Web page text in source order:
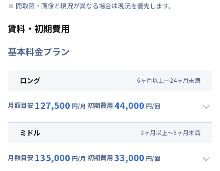
※ 間取図・画像と現況が異なる場合は現況を優先します。
賃料・初期費用
基本料金プラン
ロング 6ヶ月以上～24ヶ月未満
月額目安 127,500 円/月 初期費用 44,000 円/回
月額賃料目安(30日利用)
光熱費他 : 0円/月 (0円/日) ※賃料に含める
ミドル 3ヶ月以上～6ヶ月未満
月額目安 135,000 円/月 初期費用 33,000 円/回